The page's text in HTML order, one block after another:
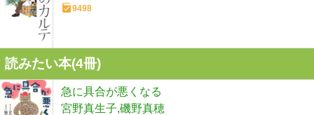
9498
読みたい本(4冊)
急に具合が悪くなる
宮野真生子,磯野真穂